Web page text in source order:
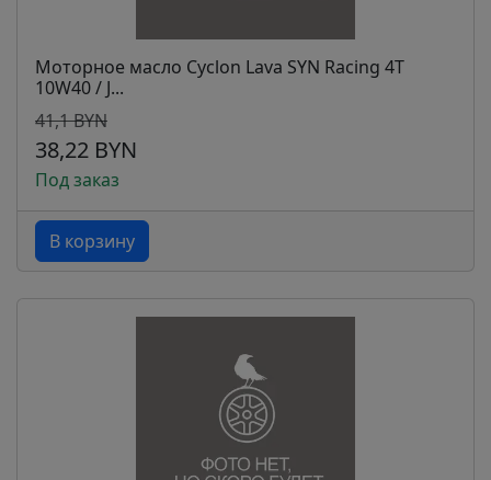
Моторное масло Cyclon Lava SYN Racing 4T
10W40 / J...
41,1 BYN
38,22 BYN
Под заказ
В корзину